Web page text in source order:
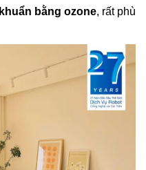
bằng ozone, rất phù